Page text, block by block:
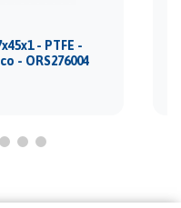
- PTFE -
- ORS276004